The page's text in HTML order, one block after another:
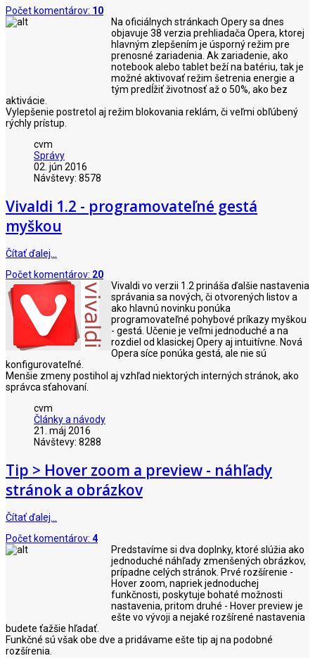
Počet komentárov: 10
Na oficiálnych stránkach Opery sa dnes
objavuje 38 verzia prehliadača Opera, ktorej
hlavným zlepšením je úsporný režim pre
prenosné zariadenia. Ak zariadenie, ako
notebook alebo tablet beží na batériu, tak je
možné aktivovať režim šetrenia energie a
tým predĺžiť životnosť až o 50%, ako bez
aktivácie.
Vylepšenie postretol aj režim blokovania reklám, či veľmi obľúbený
rýchly prístup.
cvm
Správy
02. jún 2016
Návštevy: 8578
Vivaldi 1.2 - programovateľné gestá
myškou
Čítať ďalej…
Počet komentárov: 20
Vivaldi vo verzii 1.2 prináša ďalšie nastavenia
správania sa nových, či otvorených listov a
ako hlavnú novinku ponúka
programovateľné pohybové príkazy myškou
- gestá. Učenie je veľmi jednoduché a na
rozdiel od klasickej Opery aj intuitívne. Nová
Opera síce ponúka gestá, ale nie sú
konfigurovateľné.
Menšie zmeny postihol aj vzhľad niektorých interných stránok, ako
správca sťahovaní.
cvm
Články a návody
21. máj 2016
Návštevy: 8288
Tip > Hover zoom a preview - náhľady
stránok a obrázkov
Čítať ďalej…
Počet komentárov: 4
Predstavíme si dva doplnky, ktoré slúžia ako
jednoduché náhľady zmenšených obrázkov,
prípadne celých stránok. Prvé rozšírenie -
Hover zoom, napriek jednoduchej
funkčnosti, poskytuje bohaté možnosti
nastavenia, pritom druhé - Hover preview je
ešte vo vývoji a nejaké rozšírené nastavenia
budete ťažšie hľadať.
Funkčné sú však obe dve a pridávame ešte tip aj na podobné
rozšírenia.